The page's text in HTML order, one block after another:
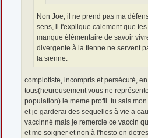
Non Joe, il ne prend pas ma
sens, il t'explique calement que
manque élémentaire de savoir
divergente à la tienne ne servent
la sienne.
complotiste, incompris et persécuté,
tous(heureusement vous ne
population) le meme profil. tu sais
et je garderai des sequelles à vie a
vaccinné mais je remercie ce vaccin
et me soigner et non à l'hosto en